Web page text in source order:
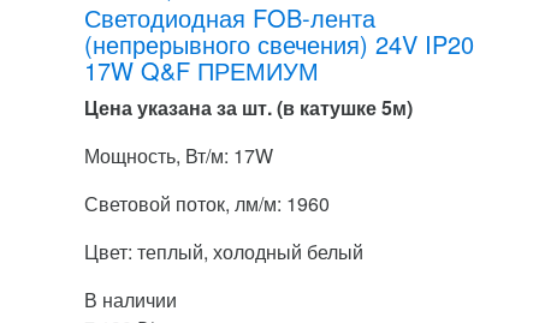
Светодиодная FOB-лента
(непрерывного свечения) 24V IP20
17W Q&F ПРЕМИУМ
Цена указана за шт. (в катушке 5м)
Мощность, Вт/м: 17W
Световой поток, лм/м: 1960
Цвет: теплый, холодный белый
В наличии